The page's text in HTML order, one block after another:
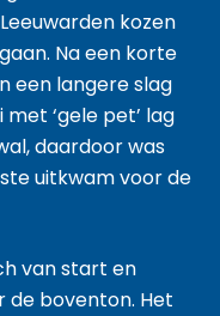
kozen
Na een korte
een langere slag
‘gele pet’ lag
daardoor was
uitkwam voor de
van start en
boventon. Het